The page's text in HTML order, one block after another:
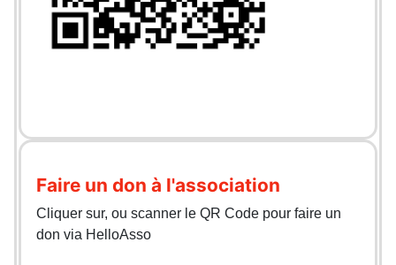
Faire un don à l'association
Cliquer sur, ou scanner le QR Code pour faire un
don via HelloAsso